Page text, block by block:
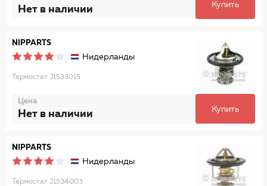
Нет в наличии Купить
NIPPARTS
Нидерланды
Термостат J1533015
Цена
Нет в наличии Купить
NIPPARTS
Нидерланды
Термостат J1534003